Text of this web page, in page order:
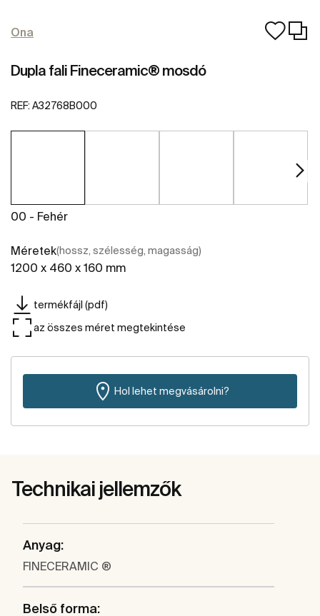
Ona
Dupla fali Fineceramic® mosdó
REF: A32768B000
00 - Fehér
Méretek(hossz, szélesség, magasság)
1200 x 460 x 160 mm
termékfájl (pdf)
az összes méret megtekintése
Hol lehet megvásárolni?
Technikai jellemzők
Anyag:
FINECERAMIC ®
Belső forma: